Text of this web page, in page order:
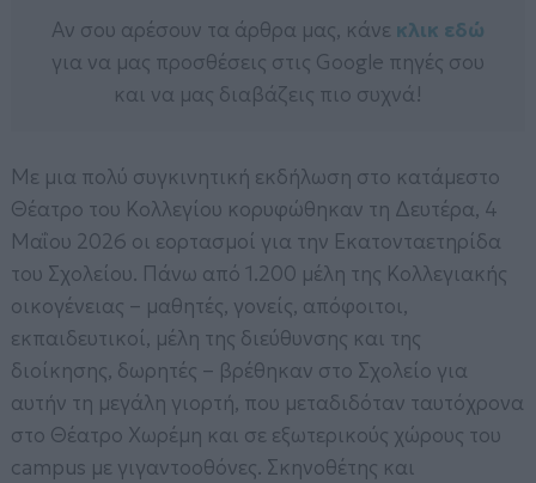
Αν σου αρέσουν τα άρθρα μας, κάνε κλικ εδώ
για να μας προσθέσεις στις Google πηγές σου
και να μας διαβάζεις πιο συχνά!
Με μια πολύ συγκινητική εκδήλωση στο κατάμεστο
Θέατρο του Κολλεγίου κορυφώθηκαν τη Δευτέρα, 4
Μαΐου 2026 οι εορτασμοί για την Εκατονταετηρίδα
του Σχολείου. Πάνω από 1.200 μέλη της Κολλεγιακής
οικογένειας – μαθητές, γονείς, απόφοιτοι,
εκπαιδευτικοί, μέλη της διεύθυνσης και της
διοίκησης, δωρητές – βρέθηκαν στο Σχολείο για
αυτήν τη μεγάλη γιορτή, που μεταδιδόταν ταυτόχρονα
στο Θέατρο Χωρέμη και σε εξωτερικούς χώρους του
campus με γιγαντοοθόνες. Σκηνοθέτης και